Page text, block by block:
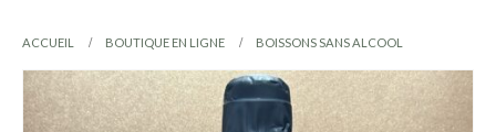
ACCUEIL BOUTIQUE EN LIGNE BOISSONS SANS ALCOOL